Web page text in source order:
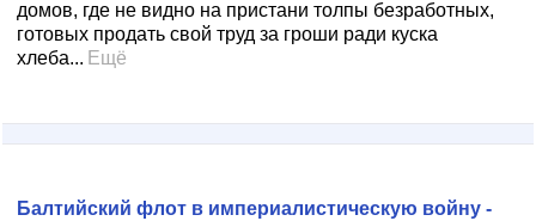
домов, где не видно на пристани толпы безработных,
готовых продать свой труд за гроши ради куска
хлеба... Ещё
Балтийский флот в империалистическую войну -